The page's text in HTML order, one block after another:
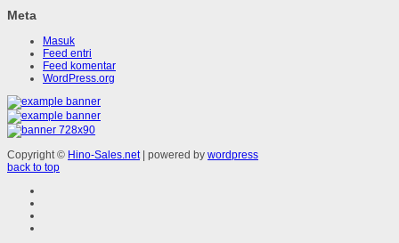
Meta
Masuk
Feed entri
Feed komentar
WordPress.org
Copyright © Hino-Sales.net| powered by wordpress
back to top